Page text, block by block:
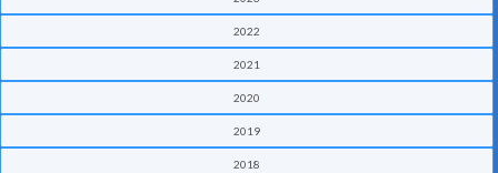
2022
2021
2020
2019
2018